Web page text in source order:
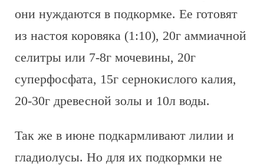
они нуждаются в подкормке. Ее готовят
из настоя коровяка (1:10), 20г аммиачной
селитры или 7-8г мочевины, 20г
суперфосфата, 15г сернокислого калия,
20-30г древесной золы и 10л воды.
Так же в июне подкармливают лилии и
гладиолусы. Но для их подкормки не